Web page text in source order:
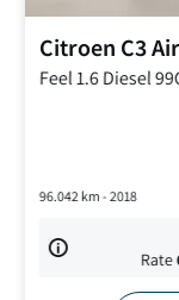
Citroen C3
Feel1.6 Diesel
96.042km - 2018
Rate